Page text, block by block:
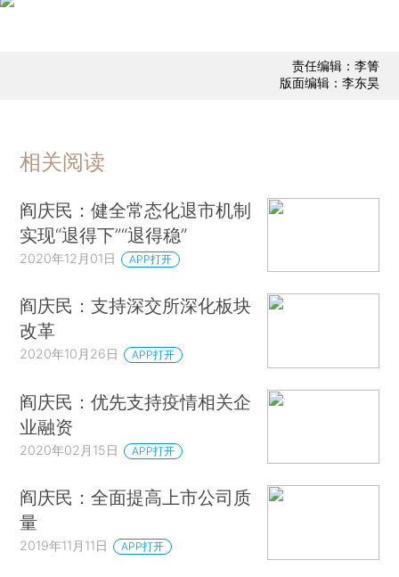
责任编辑：李箐
版面编辑：李东昊
相关阅读
阎庆民：健全常态化退市机制
实现“退得下”“退得稳”
2020年12月01日 APP打开
阎庆民：支持深交所深化板块
改革
2020年10月26日 APP打开
阎庆民：优先支持疫情相关企
业融资
2020年02月15日 APP打开
阎庆民：全面提高上市公司质
量
2019年11月11日 APP打开